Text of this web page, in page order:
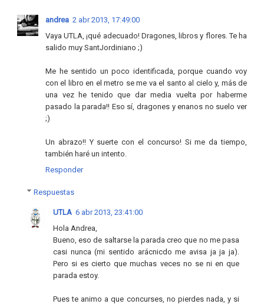
andrea 2 abr 2013, 17:49:00
Vaya UTLA, ¡qué adecuado! Dragones, libros y flores. Te ha
salido muy SantJordiniano ;)
Me he sentido un poco identificada, porque cuando voy
con el libro en el metro se me va el santo al cielo y, más de
una vez he tenido que dar media vuelta por haberme
pasado la parada!! Eso sí, dragones y enanos no suelo ver
;)
Un abrazo!! Y suerte con el concurso! Si me da tiempo,
también haré un intento.
Responder
Respuestas
UTLA 6 abr 2013, 23:41:00
Hola Andrea,
Bueno, eso de saltarse la parada creo que no me pasa
casi nunca (mi sentido arácnicdo me avisa ja ja ja).
Pero si es cierto que muchas veces no se ni en que
parada estoy.
Pues te animo a que concurses, no pierdes nada, y si